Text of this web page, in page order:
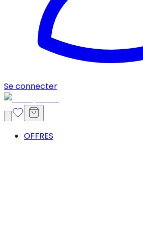
Se connecter
OFFRES